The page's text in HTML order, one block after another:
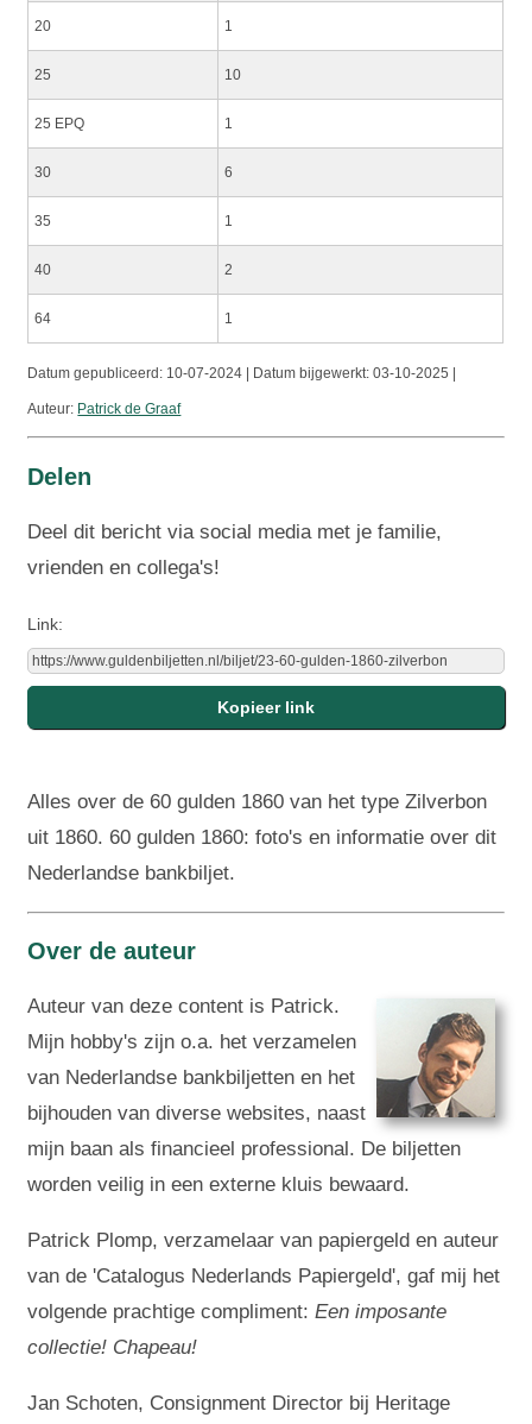
20 1
25 10
25 EPQ 1
30 6
35 1
40 2
64 1
Datum gepubliceerd: 10-07-2024 | Datum bijgewerkt:03-10-2025 |
Auteur: Patrick de Graaf
Delen
Deel dit bericht via social media met je familie,
vrienden en collega's!
Link:
Alles over de 60 gulden 1860 van het type Zilverbon
uit 1860. 60 gulden 1860: foto's en informatie over dit
Nederlandse bankbiljet.
Over de auteur
Auteur van deze content is Patrick.
Mijn hobby's zijn o.a. het verzamelen
van Nederlandse bankbiljetten en het
bijhouden van diverse websites, naast
mijn baan als financieel professional. De biljetten
worden veilig in een externe kluis bewaard.
Patrick Plomp, verzamelaar van papiergeld en auteur
van de 'Catalogus Nederlands Papiergeld', gaf mij het
volgende prachtige compliment:Een imposante
collectie! Chapeau!
Jan Schoten, Consignment Director bij Heritage